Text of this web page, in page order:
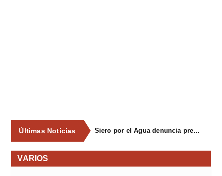
Últimas Noticias Siero por el Agua denuncia presiones del PSOE a empresas que apoyaron la campaña por una consulta ciudadana
VARIOS